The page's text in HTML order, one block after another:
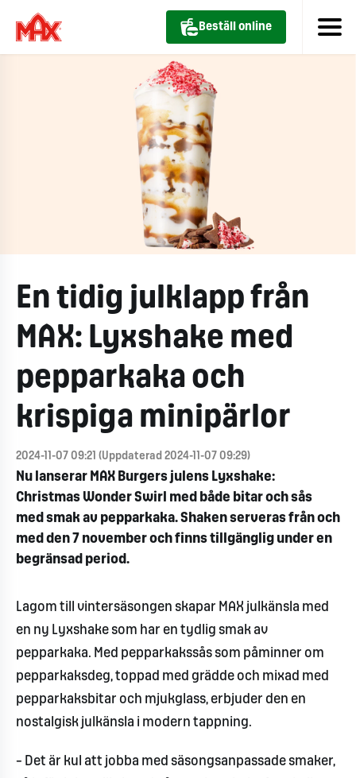
Beställ online
En tidig julklapp från
MAX: Lyxshake med
pepparkaka och
krispiga minipärlor
2024-11-07 09:21 (Uppdaterad 2024-11-07 09:29)
Nu lanserar MAX Burgers julens Lyxshake:
Christmas Wonder Swirl med både bitar och sås
med smak av pepparkaka. Shaken serveras från och
med den 7 november och finns tillgänglig under en
begränsad period.
Lagom till vintersäsongen skapar MAX julkänsla med
en ny Lyxshake som har en tydlig smak av
pepparkaka. Med pepparkakssås som påminner om
pepparkaksdeg, toppad med grädde och mixad med
pepparkaksbitar och mjukglass, erbjuder den en
nostalgisk julkänsla i modern tappning.
– Det är kul att jobba med säsongsanpassade smaker,